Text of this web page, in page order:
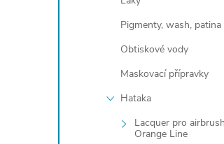
Pigmenty, wash, patina
Obtiskové vody
Maskovací přípravky
Hataka
Lacquer pro
Orange Line